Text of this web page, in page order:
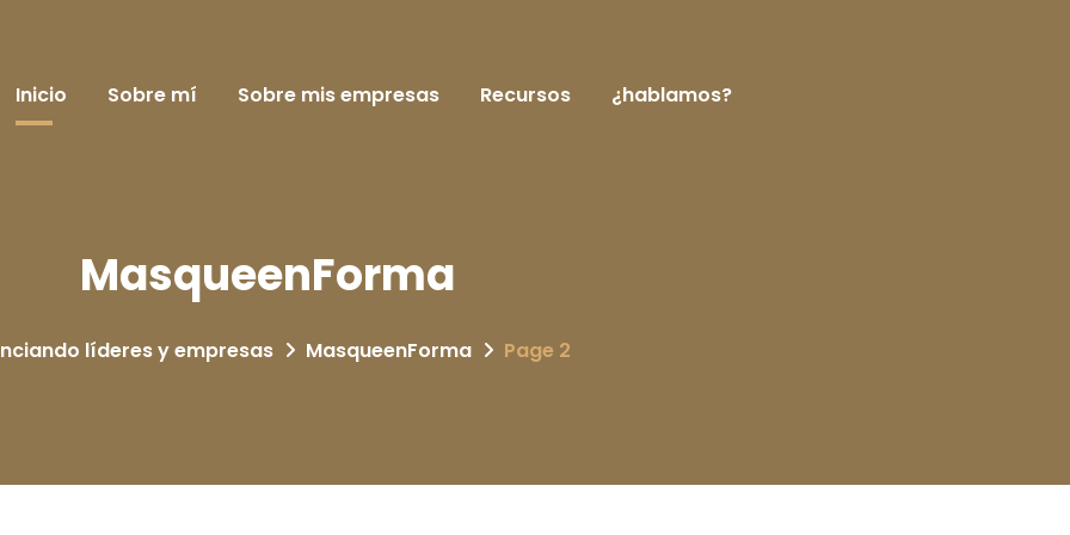
Inicio Sobre mí Sobre mis empresas Recursos ¿hablamos?
MasqueenForma
líderes y empresas MasqueenForma Page 2